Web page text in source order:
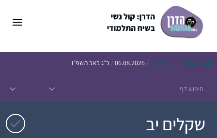
Today’s Daf – זבחים נ״ו /
06.08.2026
/ כ״ג באב תשפ״ו
שקלים יב